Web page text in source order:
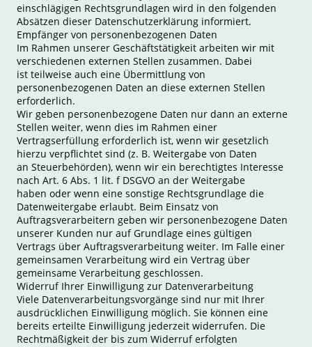
einschlägigen Rechtsgrundlagen wird in den folgenden
Absätzen dieser Datenschutzerklärung informiert.
Empfänger von personenbezogenen Daten
Im Rahmen unserer Geschäftstätigkeit arbeiten wir mit
verschiedenen externen Stellen zusammen. Dabei
ist teilweise auch eine Übermittlung von
personenbezogenen Daten an diese externen Stellen
erforderlich.
Wir geben personenbezogene Daten nur dann an externe
Stellen weiter, wenn dies im Rahmen einer
Vertragserfüllung erforderlich ist, wenn wir gesetzlich
hierzu verpflichtet sind (z. B. Weitergabe von Daten
an Steuerbehörden), wenn wir ein berechtigtes Interesse
nach Art. 6 Abs. 1 lit. f DSGVO an der Weitergabe
haben oder wenn eine sonstige Rechtsgrundlage die
Datenweitergabe erlaubt. Beim Einsatz von
Auftragsverarbeitern geben wir personenbezogene Daten
unserer Kunden nur auf Grundlage eines gültigen
Vertrags über Auftragsverarbeitung weiter. Im Falle einer
gemeinsamen Verarbeitung wird ein Vertrag über
gemeinsame Verarbeitung geschlossen.
Widerruf Ihrer Einwilligung zur Datenverarbeitung
Viele Datenverarbeitungsvorgänge sind nur mit Ihrer
ausdrücklichen Einwilligung möglich. Sie können eine
bereits erteilte Einwilligung jederzeit widerrufen. Die
Rechtmäßigkeit der bis zum Widerruf erfolgten